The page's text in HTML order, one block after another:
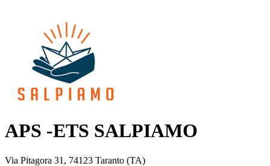
APS -ETS SALPIAMO
Via Pitagora 31, 74123 Taranto (TA)